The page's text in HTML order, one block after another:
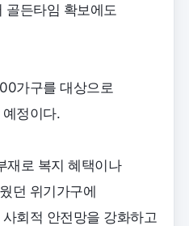
골든타임 확보에도
가구를 대상으로
정이다.
재로 복지 혜택이나
던 위기가구에
회적 안전망을 강화하고